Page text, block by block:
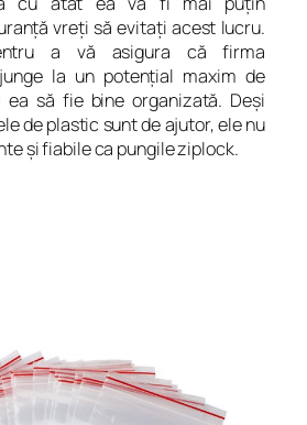
vreţi să evitaţi acest lucru.
a vă asigura că firma
la un potenţial maxim de
să fie bine organizată. Deşi
de plastic sunt de ajutor, ele nu
şi fiabile ca pungile ziplock.